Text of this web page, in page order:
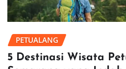
PETUALANG
5 Destinasi Wisata